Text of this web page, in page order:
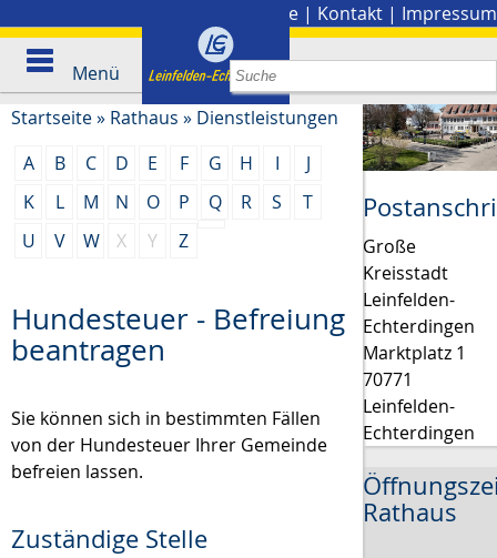
Presse | Kontakt | Impressum
Menü
Startseite» Rathaus » Dienstleistungen
A
B C D E F G H I
J
K
L M N O P Q R S
T
U
V W X Y Z
Hundesteuer - Befreiung
beantragen
Sie können sich in bestimmten Fällen
von der Hundesteuer Ihrer Gemeinde
befreien lassen.
Zuständige Stelle
Große
Kreisstadt
Leinfelden-
Echterdingen
Marktplatz 1
70771
Leinfelden-
Echterdingen
Rathaus